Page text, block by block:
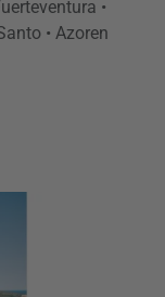
•
• Azoren